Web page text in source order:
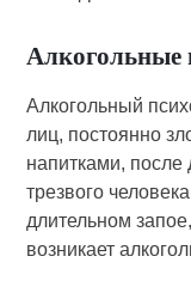
Алкогольные
Алкогольный
лиц, постоянно
напитками, после
трезвого
длительном
возникает